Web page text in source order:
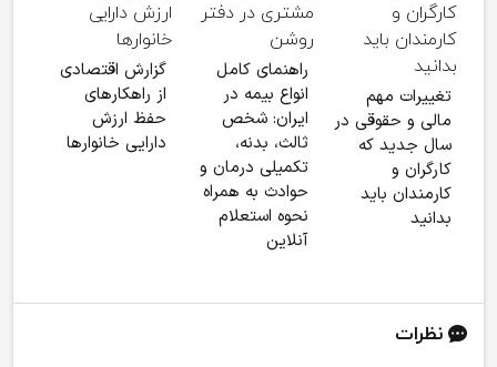
تغییرات مهم
مالی و حقوقی در
سال جدید که
کارگران و
کارمندان باید
بدانید
راهنمای کامل
انواع بیمه در
ایران: شخص
ثالث، بدنه،
تکمیلی درمان و
حوادث به همراه
نحوه استعلام
آنلاین
گزارش اقتصادی
از راهکارهای
حفظ ارزش
دارایی خانوارها
نظرات